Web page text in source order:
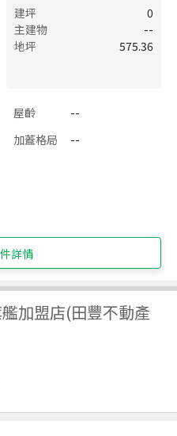
建坪
0
主建物
--
地坪
575.36
屋齡
--
加蓋格局
--
詳情
加盟店(田豐不動產